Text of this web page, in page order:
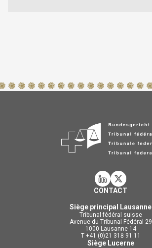
CONTACT
Siège principal Lausanne
Tribunal fédéral suisse
Avenue du Tribunal-Fédéral 29
1000 Lausanne 14
T +41 (0)21 318 91 11
Siège Lucerne